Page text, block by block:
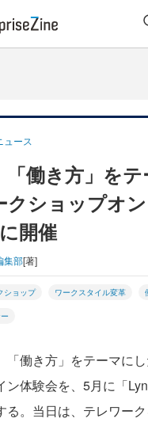
ース
「働き方」を
クショップオ
開催
集部[著]
ショップ ワークスタイル変革
働き方」をテーマに
ン体験会を、5月に「
る。当日は、テレワー